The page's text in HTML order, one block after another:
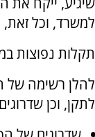
למשרד, וכל זאת,
תקלות נפוצות
להלן רשימה של
לתקן, וכן